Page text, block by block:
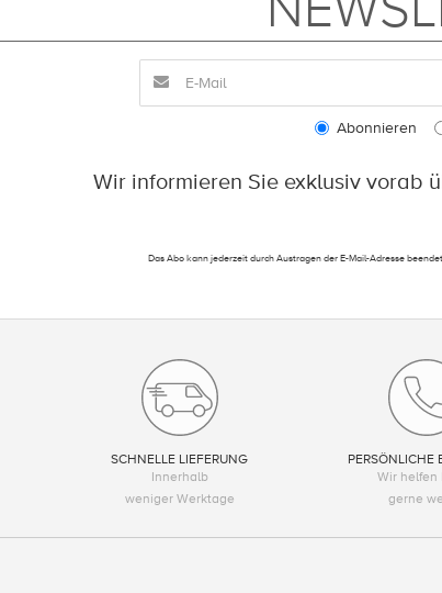
Abonnieren
Wir informieren Sie exklusiv vorab
Das Abo kann jederzeit durch Austragen der E-Mail-Adresse
SCHNELLE LIEFERUNG
Innerhalb
weniger Werktage
PERSÖNLICHE
Wir helfen
gerne